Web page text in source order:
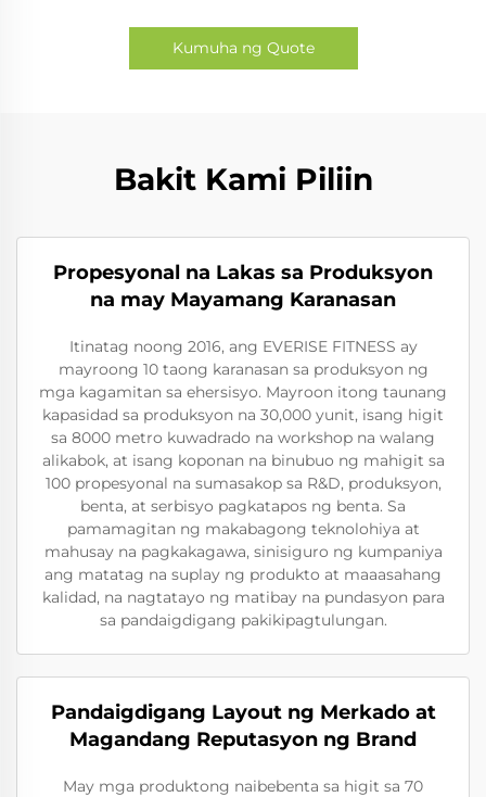
Kumuha ng Quote
Bakit Kami Piliin
Propesyonal na Lakas sa Produksyon
na may Mayamang Karanasan
Itinatag noong 2016, ang EVERISE FITNESS ay
mayroong 10 taong karanasan sa produksyon ng
mga kagamitan sa ehersisyo. Mayroon itong taunang
kapasidad sa produksyon na 30,000 yunit, isang higit
sa 8000 metro kuwadrado na workshop na walang
alikabok, at isang koponan na binubuo ng mahigit sa
100 propesyonal na sumasakop sa R&D, produksyon,
benta, at serbisyo pagkatapos ng benta. Sa
pamamagitan ng makabagong teknolohiya at
mahusay na pagkakagawa, sinisiguro ng kumpaniya
ang matatag na suplay ng produkto at maaasahang
kalidad, na nagtatayo ng matibay na pundasyon para
sa pandaigdigang pakikipagtulungan.
Pandaigdigang Layout ng Merkado at
Magandang Reputasyon ng Brand
May mga produktong naibebenta sa higit sa 70